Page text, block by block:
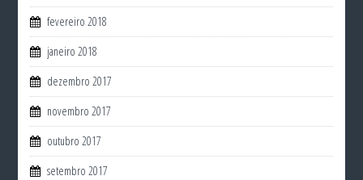
fevereiro 2018
janeiro 2018
dezembro 2017
novembro 2017
outubro 2017
setembro 2017